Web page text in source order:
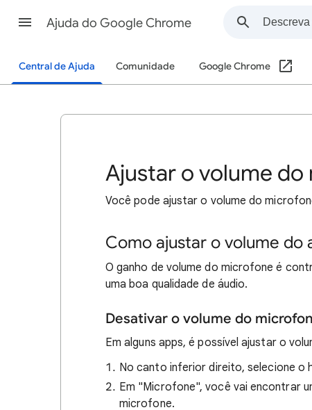
Ajuda do Google Chrome
Central de Ajuda Comunidade Google Chrome
Ajustar o volume
Você pode ajustar o volume do
Como ajustar o volume do
O ganho de volume do microfone é
uma boa qualidade de áudio.
Desativar o volume do
Em alguns apps, é possível ajustar o
No canto inferior direito, selecione o
Em "Microfone", você vai encontrar
microfone.